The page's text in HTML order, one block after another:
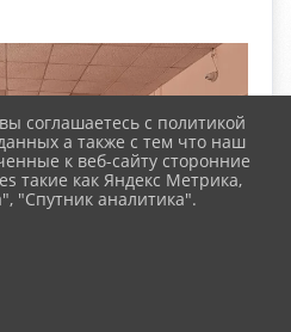
соглашаетесь с политикой
а также с тем что наш
к веб-сайту сторонние
такие как Яндекс Метрика,
"Спутник аналитика".